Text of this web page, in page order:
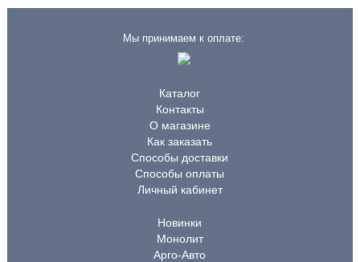
Мы принимаем к оплате:
Каталог
Контакты
О магазине
Как заказать
Способы доставки
Способы оплаты
Личный кабинет
Новинки
Монолит
Арго-Авто